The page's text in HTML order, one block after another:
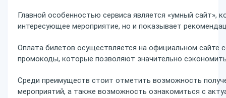
Главной особенностью сервиса является «умный
интересующее мероприятие, но и показывает
Оплата билетов осуществляется на официальном сайте
промокоды, которые позволяют значительно
Среди преимуществ стоит отметить возможность
мероприятий, а также возможность ознакомиться с